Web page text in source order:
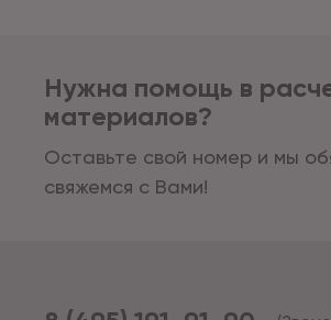
Нужна помощь в
материалов?
Оставьте свой номер и мы
свяжемся с Вами!